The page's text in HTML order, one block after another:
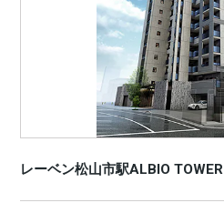
レーベン松山市駅ALBIO TOWER